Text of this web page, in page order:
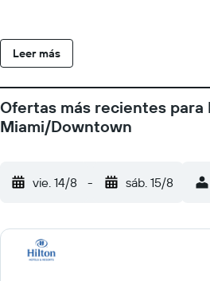
Leer más
Ofertas más recientes para
Miami/Downtown
vie. 14/8 - sáb. 15/8